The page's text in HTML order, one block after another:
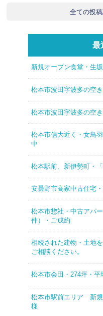
全ての投
最
新規オープン食堂・生
松本市波田字波多の空
松本市波田字波多の空
松本市信大近く・女鳥
中
松本駅前、新伊勢町・
安曇野市高家中古住宅
松本市惣社・中古アパ
件）・ご成約
相続された建物・土地
ご相談ください。
松本市会田・274坪・平
松本市駅前エリア 新
様